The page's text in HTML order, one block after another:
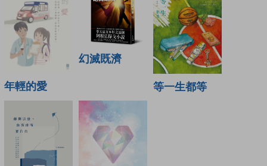
年輕的愛
幻滅既濟
等一生都等